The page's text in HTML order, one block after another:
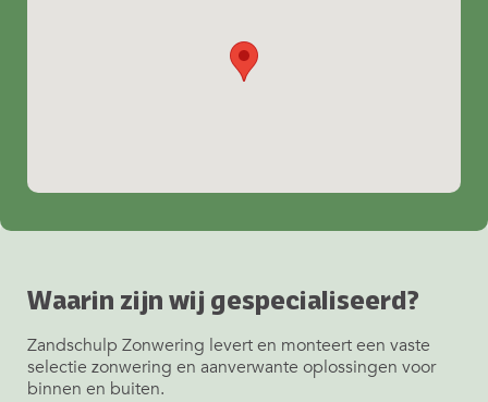
Waarin zijn wij gespecialiseerd?
Zandschulp Zonwering levert en monteert een vaste
selectie zonwering en aanverwante oplossingen voor
binnen en buiten.